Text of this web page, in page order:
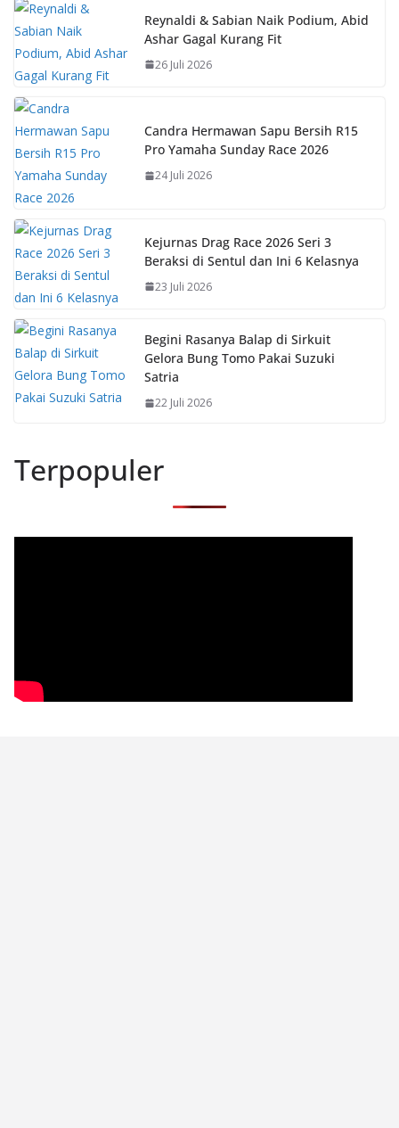
b
o
o
k
s
A
p
e
st
y
Li
n
Reynaldi & Sabian Naik Podium, Abid
Ashar Gagal Kurang Fit
26 Juli 2026
Candra Hermawan Sapu Bersih R15
Pro Yamaha Sunday Race 2026
24 Juli 2026
Kejurnas Drag Race 2026 Seri 3
Beraksi di Sentul dan Ini 6 Kelasnya
23 Juli 2026
Begini Rasanya Balap di Sirkuit
Gelora Bung Tomo Pakai Suzuki
Satria
22 Juli 2026
Terpopuler